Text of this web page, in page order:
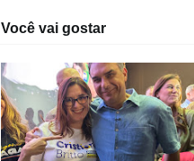
Você vai gostar